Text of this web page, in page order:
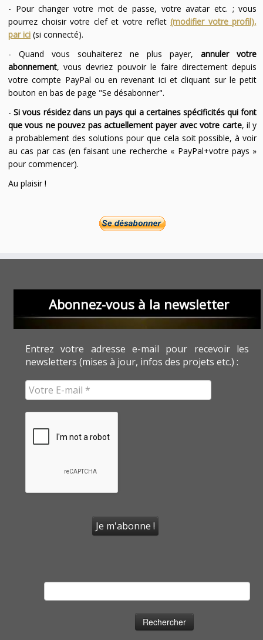
- Pour changer votre mot de passe, votre avatar etc. ; vous
pourrez choisir votre clef et votre reflet(modifier votre profil),
par ici(si connecté).
- Quand vous souhaiterez ne plus payer,annuler votre
abonnement, vous devriez pouvoir le faire directement depuis
votre compte PayPal ou en revenant ici et cliquant sur le petit
bouton en bas de page "Se désabonner".
-Si vous résidez dans un pays qui a certaines spécificités qui font
que vous ne pouvez pas actuellement payer avec votre carte, il y
a probablement des solutions pour que cela soit possible, à voir
au cas par cas (en faisant une recherche « PayPal+votre pays »
pour commencer).
Au plaisir !
Abonnez-vous à la newsletter
Entrez votre adresse e-mail pour recevoir les
newsletters (mises à jour, infos des projets etc.) :